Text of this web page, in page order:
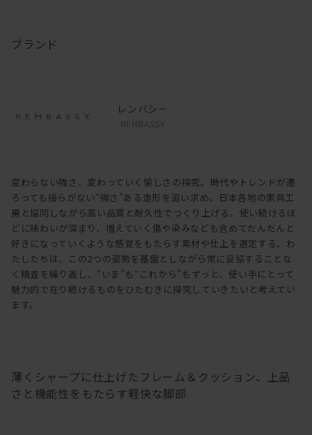
ブランド
レンバシー
REMBASSY
変わらない強さ、変わっていく愉しさの探究。時代やトレンドが遷
ろっても揺らがない“強さ”ある造形を追い求め、日本各地の家具工
房と協同しながら高い品質と耐久性でつくり上げる。使い続けるほ
どに味わいが深まり、増えていく傷や染みなども含めてだんだんと
好きになっていくような感覚をもたらす素材や仕上を選定する。わ
たしたちは、この2つの姿勢を基盤としながら常に妥協することな
く精査を繰り返し、“いま”も“これから”もずっと、使い手にとって
魅力的で在り続けるものをひたむきに探究していきたいと考えてい
ます。
薄くシャープに仕上げたフレーム＆クッション、上品
さと機能性をもたらす軽快な脚部